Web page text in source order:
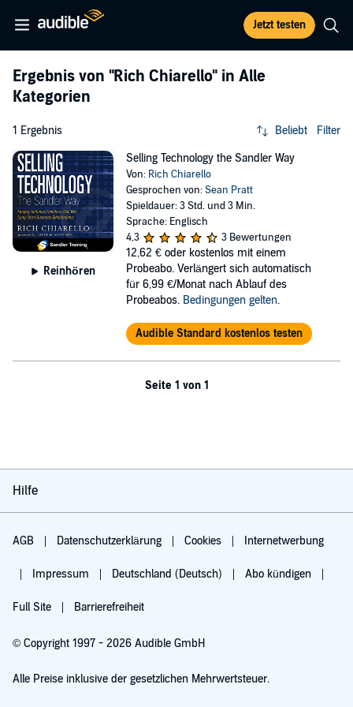
Jetzt testen
Ergebnis von "Rich Chiarello" in Alle
Kategorien
1 Ergebnis Beliebt Filter
Reinhören
Selling Technology the Sandler Way
Von: Rich Chiarello
Gesprochen von:Sean Pratt
Spieldauer: 3 Std. und 3 Min.
Sprache: Englisch
4,3
3 Bewertungen
12,62 € oder kostenlos mit einem
Probeabo. Verlängert sich automatisch
für 6,99 €/Monat nach Ablauf des
Probeabos. Bedingungen gelten.
Audible Standard kostenlos testen
Seite 1 von 1
Hilfe
AGB Datenschutzerklärung Cookies Internetwerbung
Impressum Deutschland (Deutsch) Abo kündigen
Full Site Barrierefreiheit
© Copyright 1997 - 2026 Audible GmbH
Alle Preise inklusive der gesetzlichen Mehrwertsteuer.